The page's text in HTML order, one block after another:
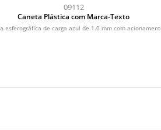
09112
Caneta Plástica com Marca-Texto
esferográfica de carga azul de 1.0 mm com